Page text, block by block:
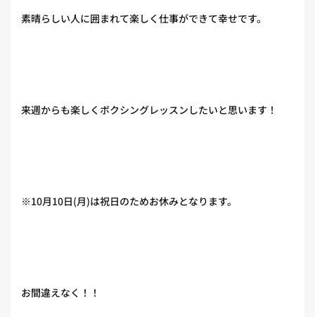
素晴らしい人に囲まれて楽しく仕事ができて幸せです。
来週からも楽しくボクシングレッスンしたいと思います！
※10月10日(月)は祝日のためお休みとなります。
お間違えなく！！